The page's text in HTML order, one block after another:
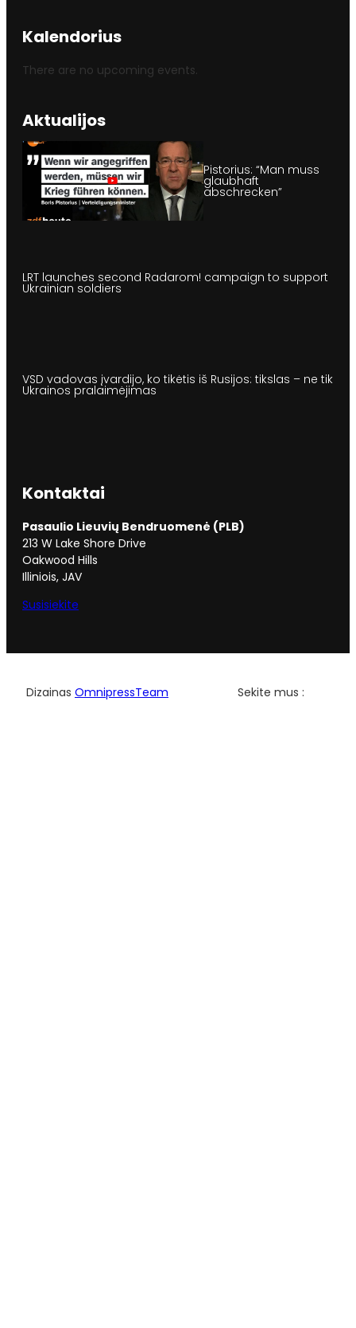
Kalendorius
There are no upcoming events.
Aktualijos
Pistorius: “Man muss
glaubhaft
abschrecken”
LRT launches second Radarom! campaign to support
Ukrainian soldiers
VSD vadovas įvardijo, ko tikėtis iš Rusijos: tikslas – ne tik
Ukrainos pralaimėjimas
Kontaktai
Pasaulio Lieuvių Bendruomenė (PLB)
213 W Lake Shore Drive
Oakwood Hills
Illiniois, JAV
Susisiekite
Dizainas OmnipressTeam Sekite mus :